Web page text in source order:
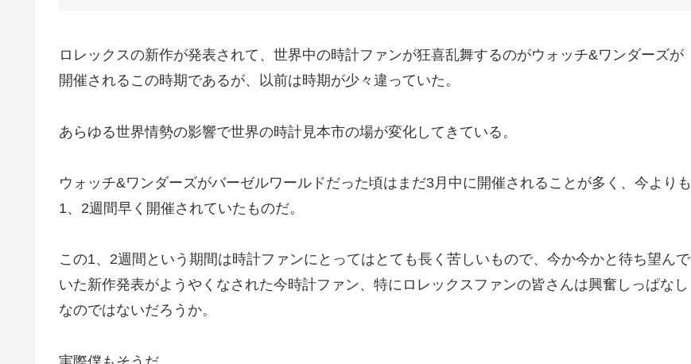
ロレックスの新作が発表されて、世界中の時計ファンが狂喜乱舞するのがウォッチ&ワンダーズが
開催されるこの時期であるが、以前は時期が少々違っていた。
あらゆる世界情勢の影響で世界の時計見本市の場が変化してきている。
ウォッチ&ワンダーズがバーゼルワールドだった頃はまだ3月中に開催されることが多く、今よりも
1、2週間早く開催されていたものだ。
この1、2週間という期間は時計ファンにとってはとても長く苦しいもので、今か今かと待ち望んで
いた新作発表がようやくなされた今時計ファン、特にロレックスファンの皆さんは興奮しっぱなし
なのではないだろうか。